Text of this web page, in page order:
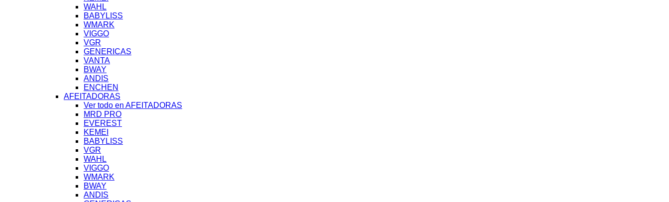
WAHL
BABYLISS
WMARK
VIGGO
VGR
GENERICAS
VANTA
BWAY
ANDIS
ENCHEN
AFEITADORAS
Ver todo en AFEITADORAS
MRD PRO
EVEREST
KEMEI
BABYLISS
VGR
WAHL
VIGGO
WMARK
BWAY
ANDIS